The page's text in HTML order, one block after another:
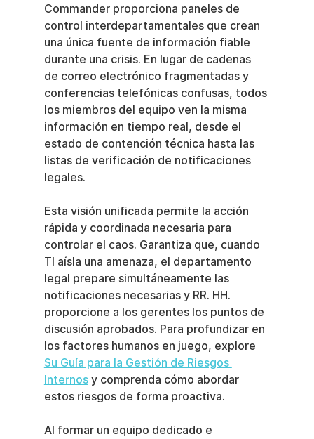
Commander proporciona paneles de
control interdepartamentales que crean
una única fuente de información fiable
durante una crisis. En lugar de cadenas
de correo electrónico fragmentadas y
conferencias telefónicas confusas, todos
los miembros del equipo ven la misma
información en tiempo real, desde el
estado de contención técnica hasta las
listas de verificación de notificaciones
legales.
Esta visión unificada permite la acción
rápida y coordinada necesaria para
controlar el caos. Garantiza que, cuando
TI aísla una amenaza, el departamento
legal prepare simultáneamente las
notificaciones necesarias y RR. HH.
proporcione a los gerentes los puntos de
discusión aprobados. Para profundizar en
los factores humanos en juego, explore
Su Guía para la Gestión de Riesgos
Internos y comprenda cómo abordar
estos riesgos de forma proactiva.
Al formar un equipo dedicado e